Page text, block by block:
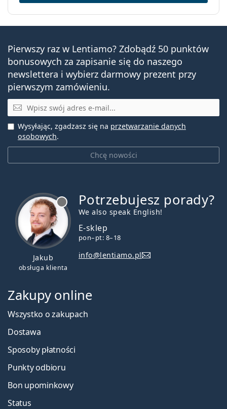
Pierwszy raz w Lentiamo? Zdobądź 50 punktów
bonusowych za zapisanie się do naszego
newslettera i wybierz darmowy prezent przy
pierwszym zamówieniu.
E-mail
Chcę nowości
Wysyłając, zgadzasz się na przetwarzanie danych
osobowych.
Jakub
obsługa klienta
Potrzebujesz porady?
We also speak English!
E-sklep
pon–pt: 8–18
info@lentiamo.pl
Zakupy online
Wszystko o zakupach
Dostawa
Sposoby płatności
Punkty odbioru
Bon upominkowy
Status